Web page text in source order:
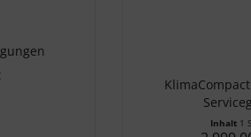
Inhalt 1